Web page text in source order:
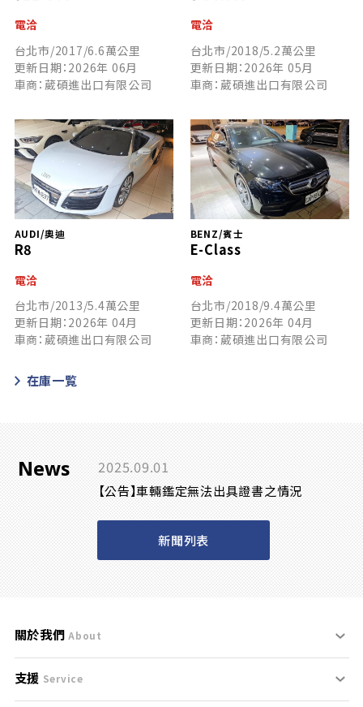
電洽
台北市/2017/6.6萬公里
更新日期：2026年 06月
車商：葳碩進出口有限公司
電洽
台北市/2018/5.2萬公里
更新日期：2026年 05月
車商：葳碩進出口有限公司
AUDI/奧迪
R8
電洽
台北市/2013/5.4萬公里
更新日期：2026年 04月
車商：葳碩進出口有限公司
BENZ/賓士
E-Class
電洽
台北市/2018/9.4萬公里
更新日期：2026年 04月
車商：葳碩進出口有限公司
在庫一覧
News 2025.09.01
【公告】車輛鑑定無法出具證書之情況
新聞列表
關於我們 About
刊登規範
支援 Service